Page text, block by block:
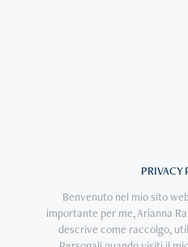
PRIVACY
Benvenuto nel mio sito
importante per me, Arianna
descrive come raccolgo,